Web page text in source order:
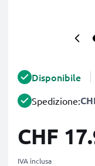
Disponibile
Spedizione:
CHF
IVA inclusa